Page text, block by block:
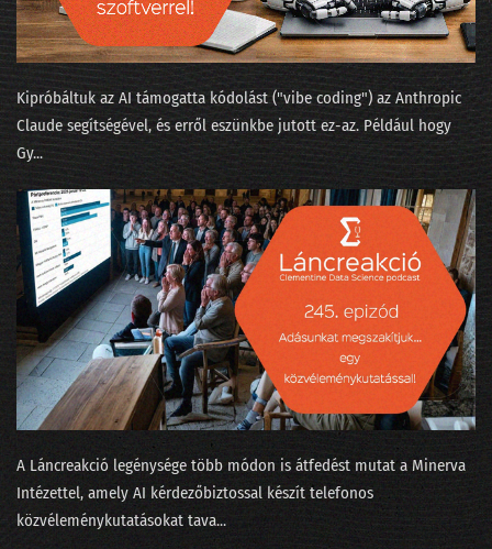
036 - Mesterséges apácaviccek és a fizika természetes szépsége
035 - Értelem és érzelem és algoritmus
034 - Mennyi baja van egy adatjogásznak az adattudósokkal?
33. NLP kerekasztal a conTEXT 2021 konferencián
32. Az otthonmunkáról szóló gigakutatás platóni szépsége
31. Regulázzuk meg a Facebookot!
30. Süti-apokalipszis a konferencián
29. Hányféleképpen lehet igent mondani?
28. Okoswhisky egy jó MI-sakkpartihoz?
25. Válogatáskazetták a Spotify korából
Kipróbáltuk az AI támogatta kódolást ("⁠vibe coding⁠") az Anthropic
Claude segítségével, és erről eszünkbe jutott ez-az. Például hogy
Gy...
A Láncreakció legénysége több módon is átfedést mutat a Minerva
Intézettel, amely AI kérdezőbiztossal készít telefonos
közvéleménykutatásokat tava...